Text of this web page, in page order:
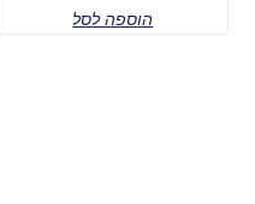
הוספה לסל